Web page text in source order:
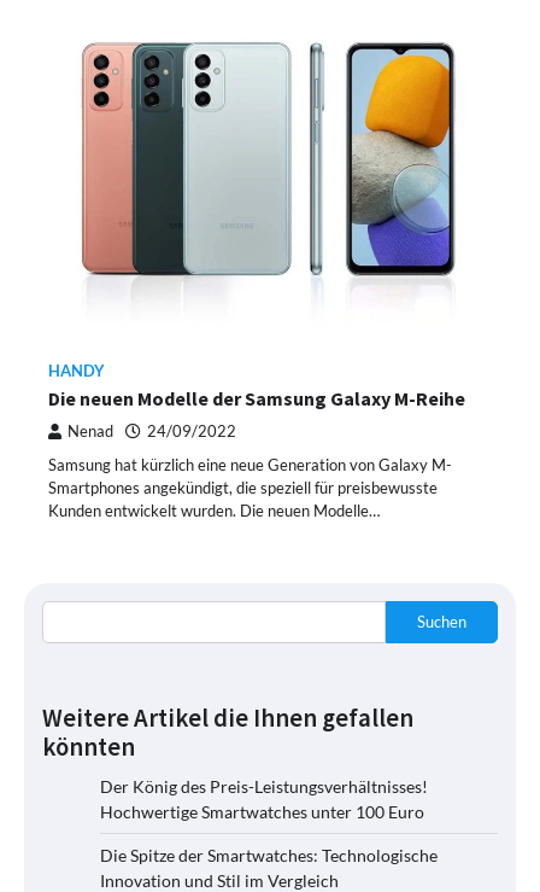
HANDY
Die neuen Modelle der Samsung Galaxy M-Reihe
Nenad 24/09/2022
Samsung hat kürzlich eine neue Generation von Galaxy M-
Smartphones angekündigt, die speziell für preisbewusste
Kunden entwickelt wurden. Die neuen Modelle…
Suchen
Weitere Artikel die Ihnen gefallen
könnten
Der König des Preis-Leistungsverhältnisses!
Hochwertige Smartwatches unter 100 Euro
Die Spitze der Smartwatches: Technologische
Innovation und Stil im Vergleich